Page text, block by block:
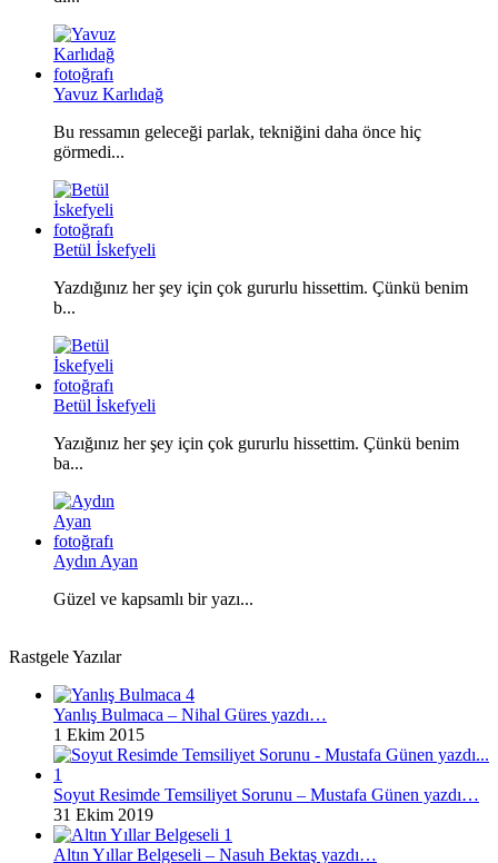
Yavuz Karlıdağ
Bu ressamın geleceği parlak, tekniğini daha önce hiç
görmedi...
Betül İskefyeli
Yazdığınız her şey için çok gururlu hissettim. Çünkü benim
b...
Betül İskefyeli
Yazığınız her şey için çok gururlu hissettim. Çünkü benim
ba...
Aydın Ayan
Güzel ve kapsamlı bir yazı...
Rastgele Yazılar
Yanlış Bulmaca – Nihal Güres yazdı…
1 Ekim 2015
Soyut Resimde Temsiliyet Sorunu – Mustafa Günen yazdı…
31 Ekim 2019
Altın Yıllar Belgeseli – Nasuh Bektaş yazdı…